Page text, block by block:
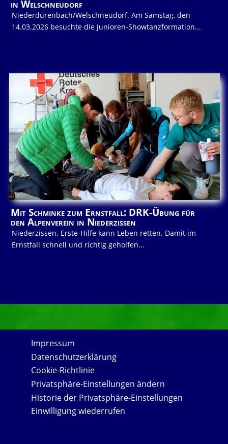
in Welschneudorf
Niederdürenbach/Welschneudorf. Am Samstag, den
14.03.2026 besuchte die Junioren-Showtanzformation...
Mit Schminke zum Ernstfall: DRK-Übung für
den Alpenverein in Niederzissen
Niederzissen. Erste-Hilfe kann Leben retten. Damit im
Ernstfall schnell und richtig geholfen...
Impressum
Datenschutzerklärung
Cookie-Richtlinie
Privatsphäre-Einstellungen ändern
Historie der Privatsphäre-Einstellungen
Einwilligung wiederrufen